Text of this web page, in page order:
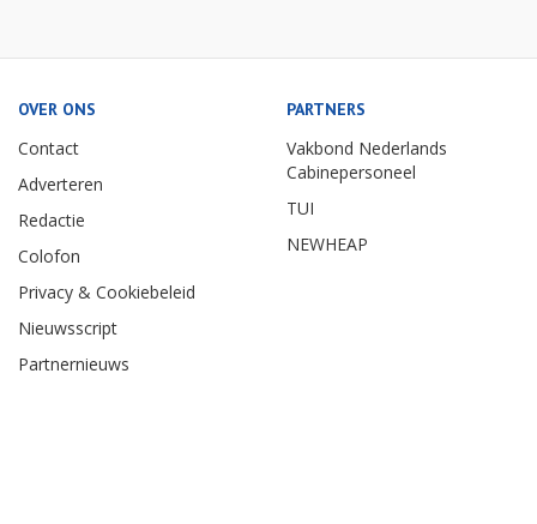
OVER ONS
Contact
Adverteren
Redactie
Colofon
Privacy & Cookiebeleid
Nieuwsscript
Partnernieuws
PARTNERS
Vakbond Nederlands
Cabinepersoneel
TUI
NEWHEAP